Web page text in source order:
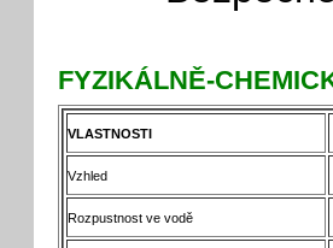
FYZIKÁLNĚ-
VLASTNOSTI
Vzhled
Rozpustnost ve vodě